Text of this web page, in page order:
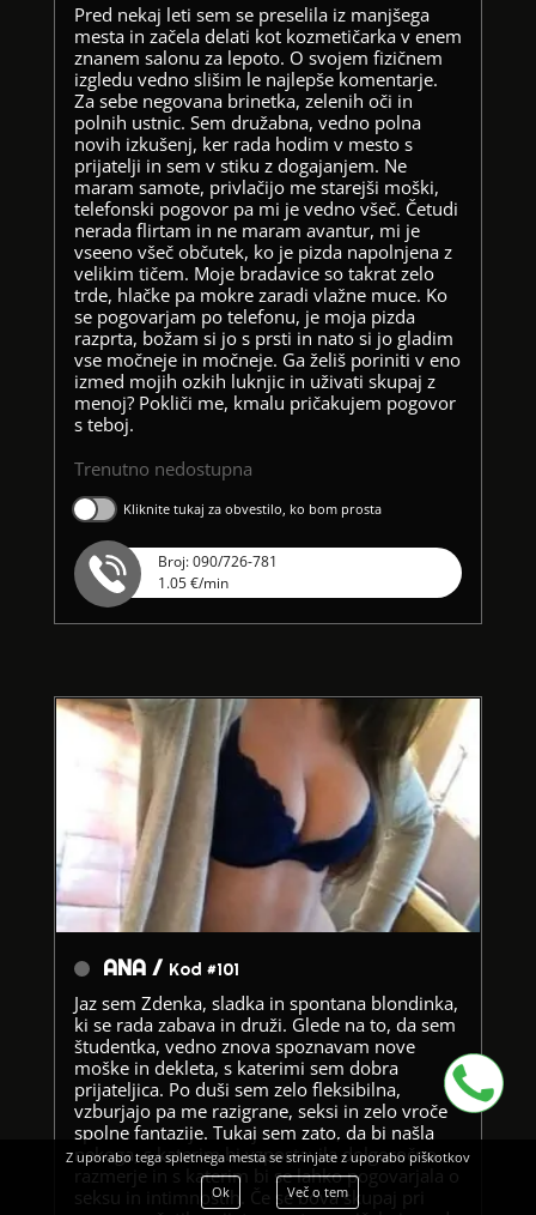
Pred nekaj leti sem se preselila iz manjšega
mesta in začela delati kot kozmetičarka v enem
znanem salonu za lepoto. O svojem fizičnem
izgledu vedno slišim le najlepše komentarje.
Za sebe negovana brinetka, zelenih oči in
polnih ustnic. Sem družabna, vedno polna
novih izkušenj, ker rada hodim v mesto s
prijatelji in sem v stiku z dogajanjem. Ne
maram samote, privlačijo me starejši moški,
telefonski pogovor pa mi je vedno všeč. Četudi
nerada flirtam in ne maram avantur, mi je
vseeno všeč občutek, ko je pizda napolnjena z
velikim tičem. Moje bradavice so takrat zelo
trde, hlačke pa mokre zaradi vlažne muce. Ko
se pogovarjam po telefonu, je moja pizda
razprta, božam si jo s prsti in nato si jo gladim
vse močneje in močneje. Ga želiš poriniti v eno
izmed mojih ozkih luknjic in uživati skupaj z
menoj? Pokliči me, kmalu pričakujem pogovor
s teboj.
Trenutno nedostupna
Kliknite tukaj za obvestilo, ko bom prosta
Broj: 090/726-781
1.05 €/min
ANA / Kod #101
Jaz sem Zdenka, sladka in spontana blondinka,
ki se rada zabava in druži. Glede na to, da sem
študentka, vedno znova spoznavam nove
moške in dekleta, s katerimi sem dobra
prijateljica. Po duši sem zelo fleksibilna,
vzburjajo pa me razigrane, seksi in zelo vroče
spolne fantazije. Tukaj sem zato, da bi našla
nekoga, s katerim bi vzpostavila dolgoročno
razmerje in s katerim bi se lahko pogovarjala o
seksu in intimnostih. Če se bova skupaj pri
Z uporabo tega spletnega mesta se strinjate z uporabo piškotkov
Ok
Več o tem